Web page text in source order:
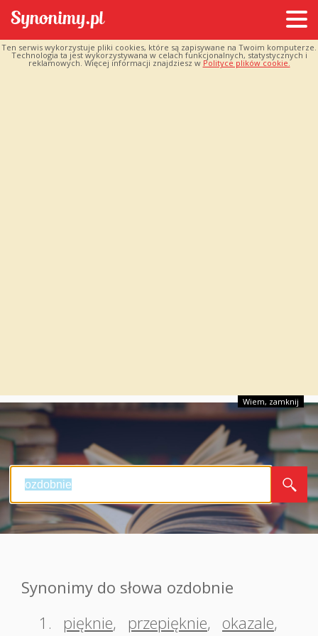
Ten serwis wykorzystuje pliki cookies, które są zapisywane na Twoim komputerze.
Technologia ta jest wykorzystywana w celach funkcjonalnych, statystycznych i
reklamowych. Więcej informacji znajdziesz w Polityce plików cookie.
Wiem, zamknij
Synonimy do słowa ozdobnie
1.
pięknie, przepięknie, okazale,